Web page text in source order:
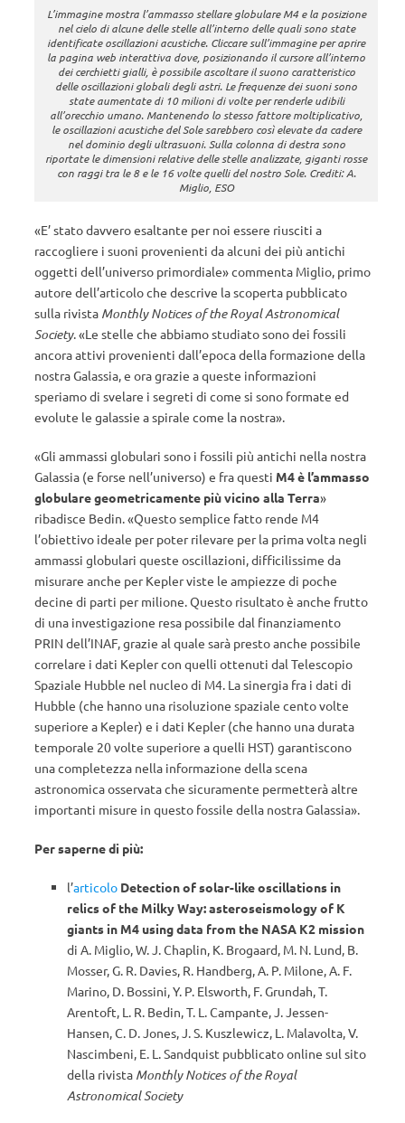
L’immagine mostra l’ammasso stellare globulare M4 e la posizione
nel cielo di alcune delle stelle all’interno delle quali sono state
identificate oscillazioni acustiche. Cliccare sull’immagine per aprire
la pagina web interattiva dove, posizionando il cursore all’interno
dei cerchietti gialli, è possibile ascoltare il suono caratteristico
delle oscillazioni globali degli astri. Le frequenze dei suoni sono
state aumentate di 10 milioni di volte per renderle udibili
all’orecchio umano. Mantenendo lo stesso fattore moltiplicativo,
le oscillazioni acustiche del Sole sarebbero così elevate da cadere
nel dominio degli ultrasuoni. Sulla colonna di destra sono
riportate le dimensioni relative delle stelle analizzate, giganti rosse
con raggi tra le 8 e le 16 volte quelli del nostro Sole. Crediti: A.
Miglio, ESO
«E’ stato davvero esaltante per noi essere riusciti a
raccogliere i suoni provenienti da alcuni dei più antichi
oggetti dell’universo primordiale» commenta Miglio, primo
autore dell’articolo che descrive la scoperta pubblicato
sulla rivista Monthly Notices of the Royal Astronomical
Society. «Le stelle che abbiamo studiato sono dei fossili
ancora attivi provenienti dall’epoca della formazione della
nostra Galassia, e ora grazie a queste informazioni
speriamo di svelare i segreti di come si sono formate ed
evolute le galassie a spirale come la nostra».
«Gli ammassi globulari sono i fossili più antichi nella nostra
Galassia (e forse nell’universo) e fra questi M4 è l’ammasso
globulare geometricamente più vicino alla Terra»
ribadisce Bedin. «Questo semplice fatto rende M4
l’obiettivo ideale per poter rilevare per la prima volta negli
ammassi globulari queste oscillazioni, difficilissime da
misurare anche per Kepler viste le ampiezze di poche
decine di parti per milione. Questo risultato è anche frutto
di una investigazione resa possibile dal finanziamento
PRIN dell’INAF, grazie al quale sarà presto anche possibile
correlare i dati Kepler con quelli ottenuti dal Telescopio
Spaziale Hubble nel nucleo di M4. La sinergia fra i dati di
Hubble (che hanno una risoluzione spaziale cento volte
superiore a Kepler) e i dati Kepler (che hanno una durata
temporale 20 volte superiore a quelli HST) garantiscono
una completezza nella informazione della scena
astronomica osservata che sicuramente permetterà altre
importanti misure in questo fossile della nostra Galassia».
Per saperne di più:
l’articolo Detection of solar-like oscillations in
relics of the Milky Way: asteroseismology of K
giants in M4 using data from the NASA K2 mission
di A. Miglio, W. J. Chaplin, K. Brogaard, M. N. Lund, B.
Mosser, G. R. Davies, R. Handberg, A. P. Milone, A. F.
Marino, D. Bossini, Y. P. Elsworth, F. Grundah, T.
Arentoft, L. R. Bedin, T. L. Campante, J. Jessen-
Hansen, C. D. Jones, J. S. Kuszlewicz, L. Malavolta, V.
Nascimbeni, E. L. Sandquist pubblicato online sul sito
della rivista Monthly Notices of the Royal
Astronomical Society